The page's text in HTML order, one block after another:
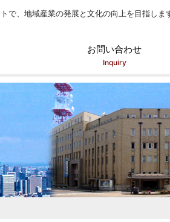
で、地域産業の発展と文化の向上を目指しま
お問い合わせ
Inquiry